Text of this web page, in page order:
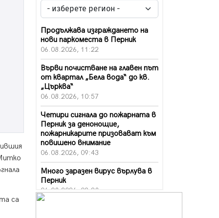
са
Продължава изграждането на
нови паркоместа в Перник
06.08.2026, 11:22
Върви почистване на главен път
от квартал „Бела вода“ до кв.
„Църква“
06.08.2026, 10:57
Четири сигнала до пожарната в
Перник за денонощие,
пожарникарите призовават към
повишено внимание
06.08.2026, 09:43
Много заразен вирус върлува в
Перник
06.08.2026, 09:28